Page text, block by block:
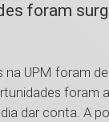
foram
UPM foram
dar conta. A